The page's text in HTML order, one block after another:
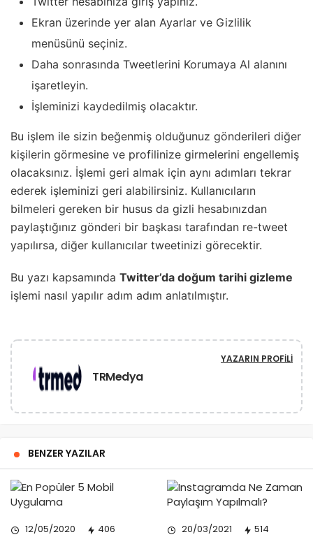
Ekran üzerinde yer alan Ayarlar ve Gizlilik
menüsünü seçiniz.
Daha sonrasında Tweetlerini Korumaya Al alanını
işaretleyin.
İşleminizi kaydedilmiş olacaktır.
Bu işlem ile sizin beğenmiş olduğunuz gönderileri diğer
kişilerin görmesine ve profilinize girmelerini engellemiş
olacaksınız. İşlemi geri almak için aynı adımları tekrar
ederek işleminizi geri alabilirsiniz. Kullanıcıların
bilmeleri gereken bir husus da gizli hesabınızdan
paylaştığınız gönderi bir başkası tarafından re-tweet
yapılırsa, diğer kullanıcılar tweetinizi görecektir.
Bu yazı kapsamında Twitter’da doğum tarihi gizleme
işlemi nasıl yapılır adım adım anlatılmıştır.
TRMedya
YAZARIN PROFILI
BENZER YAZILAR
12/05/2020 406 20/03/2021 514